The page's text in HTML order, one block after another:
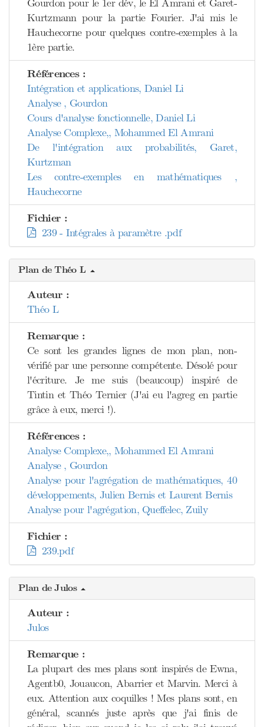
Gourdon pour le 1er dév, le El Amrani et Garet-
Kurtzmann pour la partie Fourier. J'ai mis le
Hauchecorne pour quelques contre-exemples à la
1ère partie.
Références :
Intégration et applications, Daniel Li
Analyse , Gourdon
Cours d'analyse fonctionnelle, Daniel Li
Analyse Complexe,, Mohammed El Amrani
De l'intégration aux probabilités, Garet,
Kurtzman
Les contre-exemples en mathématiques ,
Hauchecorne
Fichier :
239 - Intégrales à paramètre .pdf
Plan de Théo L
Auteur :
Théo L
Remarque :
Ce sont les grandes lignes de mon plan, non-
vérifié par une personne compétente. Désolé pour
l'écriture. Je me suis (beaucoup) inspiré de
Tintin et Théo Ternier (J'ai eu l'agreg en partie
grâce à eux, merci !).
Références :
Analyse Complexe,, Mohammed El Amrani
Analyse , Gourdon
Analyse pour l'agrégation de mathématiques, 40
développements, Julien Bernis et Laurent Bernis
Analyse pour l'agrégation, Queffelec, Zuily
Fichier :
239.pdf
Plan de Julos
Auteur :
Julos
Remarque :
La plupart des mes plans sont inspirés de Ewna,
Agentb0, Jouaucon, Abarrier et Marvin. Merci à
eux. Attention aux coquilles ! Mes plans sont, en
général, scannés juste après que j'ai finis de